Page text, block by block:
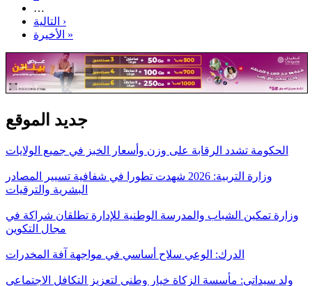
…
التالية ›
الأخيرة »
جديد الموقع
الحكومة تشدد الرقابة على وزن وأسعار الخبز في جميع الولايات
وزارة التربية: 2026 شهدت تطورا في شفافية تسيير المصادر
البشرية والترقيات
وزارة تمكين الشباب والمدرسة الوطنية للإدارة تطلقان شراكة في
مجال التكوين
الدرك: الوعي سلاح أساسي في مواجهة آفة المخدرات
ولد سيداتي: مأسسة الزكاة خيار وطني لتعزيز التكافل الاجتماعي